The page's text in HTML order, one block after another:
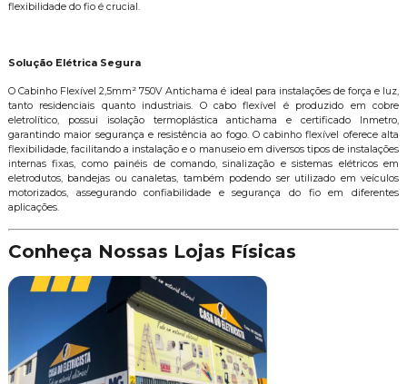
flexibilidade do fio é crucial.
Solução Elétrica Segura
O Cabinho Flexível 2,5mm² 750V Antichama é ideal para instalações de força e luz,
tanto residenciais quanto industriais. O cabo flexível é produzido em cobre
eletrolítico, possui isolação termoplástica antichama e certificado Inmetro,
garantindo maior segurança e resistência ao fogo. O cabinho flexível oferece alta
flexibilidade, facilitando a instalação e o manuseio em diversos tipos de instalações
internas fixas, como painéis de comando, sinalização e sistemas elétricos em
eletrodutos, bandejas ou canaletas, também podendo ser utilizado em veículos
motorizados, assegurando confiabilidade e segurança do fio em diferentes
aplicações.
Conheça Nossas Lojas Físicas